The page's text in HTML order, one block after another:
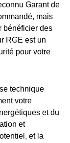
Garant de
mais
bénéficier des
RGE est un
pour votre
technique
votre
et du
et
et la